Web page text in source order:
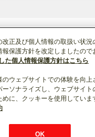
(293KB)
ペー
モード：
ェブサイト利用規約
お問い合わせ
改正及び個人情報の取扱い状況
報保護方針を改定しましたので
た個人情報保護方針はこちら
のウェブサイトでの体験を向上
ーソナライズし、ウェブサイト
に、クッキーを使用していま
OK